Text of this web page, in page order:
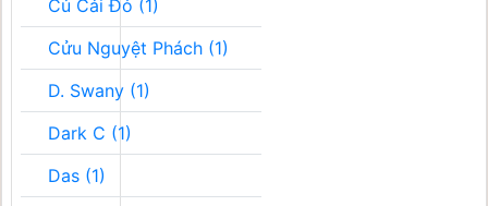
Củ Cải Đỏ (1)
Cửu Nguyệt Phách (1)
D. Swany (1)
Dark C (1)
Das (1)